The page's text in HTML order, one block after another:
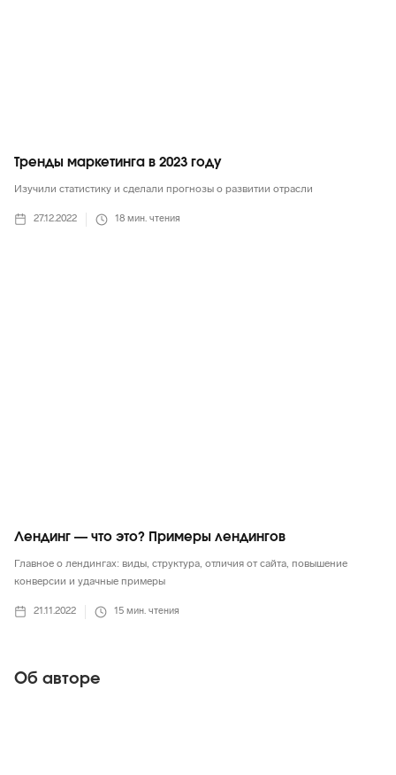
Тренды маркетинга в 2023 году
Изучили статистику и сделали прогнозы о развитии отрасли
27.12.2022 18 мин. чтения
Лендинг — что это? Примеры лендингов
Главное о лендингах: виды, структура, отличия от сайта, повышение
конверсии и удачные примеры
21.11.2022 15 мин. чтения
Об авторе